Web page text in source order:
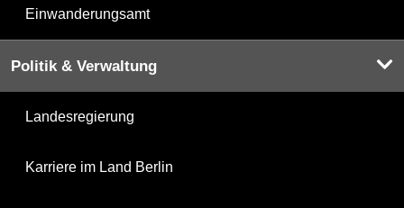
Einwanderungsamt
Politik & Verwaltung
Landesregierung
Karriere im Land Berlin